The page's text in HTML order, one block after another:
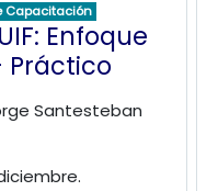
Capacitación
Enfoque
Práctico
Santesteban